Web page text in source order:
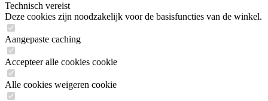
Technisch vereist
Deze cookies zijn noodzakelijk voor de basisfuncties van de winkel.
Aangepaste caching
Accepteer alle cookies cookie
Alle cookies weigeren cookie